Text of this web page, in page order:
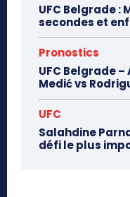
UFC Belgrade :
secondes et
Pronostics
UFC Belgrade
Medić vs
UFC
Salahdine
défi le plus